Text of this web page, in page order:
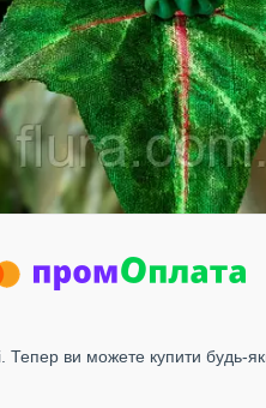
Тепер ви можете купити будь-